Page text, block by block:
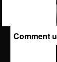
Comment